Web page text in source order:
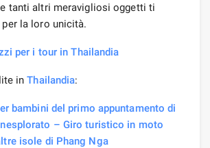
e tanti altri meravigliosi oggetti ti
la loro unicità.
per i tour in Thailandia
inThailandia:
bambini del primo appuntamento di
– Giro turistico in moto
isole di Phang Nga